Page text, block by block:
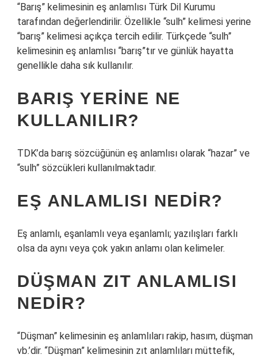
“Barış” kelimesinin eş anlamlısı Türk Dil Kurumu
tarafından değerlendirilir. Özellikle “sulh” kelimesi yerine
“barış” kelimesi açıkça tercih edilir. Türkçede “sulh”
kelimesinin eş anlamlısı “barış”tır ve günlük hayatta
genellikle daha sık kullanılır.
BARIŞ YERINE NE
KULLANILIR?
TDK’da barış sözcüğünün eş anlamlısı olarak “hazar” ve
“sulh” sözcükleri kullanılmaktadır.
EŞ ANLAMLISI NEDIR?
Eş anlamlı, eşanlamlı veya eşanlamlı; yazılışları farklı
olsa da aynı veya çok yakın anlamı olan kelimeler.
DÜŞMAN ZIT ANLAMLISI
NEDIR?
“Düşman” kelimesinin eş anlamlıları rakip, hasım, düşman
vb.’dir. “Düşman” kelimesinin zıt anlamlıları müttefik,